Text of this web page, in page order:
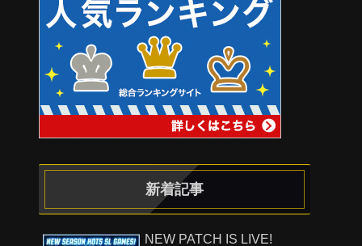
新着記事
NEW PATCH IS LIVE!